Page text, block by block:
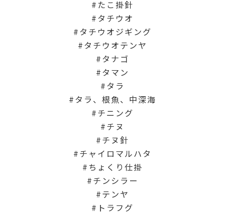
たこ掛針
タチウオ
タチウオジギング
タチウオテンヤ
タナゴ
タマン
タラ
タラ、根魚、中深海
チニング
チヌ
チヌ針
チャイロマルハタ
ちょくり仕掛
チンシラー
テンヤ
トラフグ